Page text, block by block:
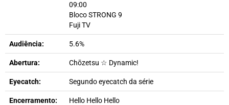
09:00
Bloco STRONG 9
Fuji TV
Audiência: 5.6%
Abertura: Chōzetsu ☆ Dynamic!
Eyecatch: Segundo eyecatch da série
Encerramento: Hello Hello Hello